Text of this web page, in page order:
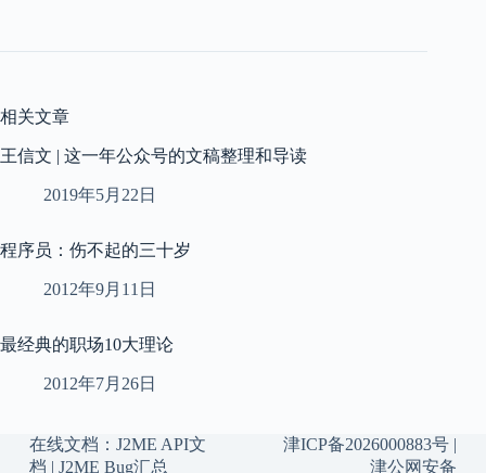
相关文章
王信文 | 这一年公众号的文稿整理和导读
2019年5月22日
程序员：伤不起的三十岁
2012年9月11日
最经典的职场10大理论
2012年7月26日
在线文档： J2ME API文
档 | J2ME Bug汇总
津ICP备2026000883号 |
津公网安备